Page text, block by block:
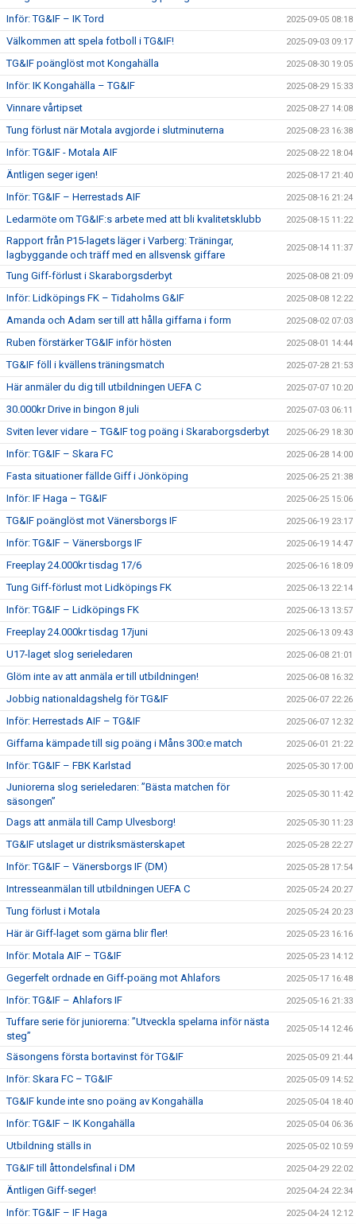
Inför: TG&IF – IK Tord 2025-09-05 08:18
Välkommen att spela fotboll i TG&IF! 2025-09-03 09:17
TG&IF poänglöst mot Kongahälla 2025-08-30 19:05
Inför: IK Kongahälla – TG&IF 2025-08-29 15:33
Vinnare vårtipset 2025-08-27 14:08
Tung förlust när Motala avgjorde i slutminuterna 2025-08-23 16:38
Inför: TG&IF - Motala AIF 2025-08-22 18:04
Äntligen seger igen! 2025-08-17 21:40
Inför: TG&IF – Herrestads AIF 2025-08-16 21:24
Ledarmöte om TG&IF:s arbete med att bli kvalitetsklubb 2025-08-15 11:22
Rapport från P15-lagets läger i Varberg: Träningar,
lagbyggande och träff med en allsvensk giffare
2025-08-14 11:37
Tung Giff-förlust i Skaraborgsderbyt 2025-08-08 21:09
Inför: Lidköpings FK – Tidaholms G&IF 2025-08-08 12:22
Amanda och Adam ser till att hålla giffarna i form 2025-08-02 07:03
Ruben förstärker TG&IF inför hösten 2025-08-01 14:44
TG&IF föll i kvällens träningsmatch 2025-07-28 21:53
Här anmäler du dig till utbildningen UEFA C 2025-07-07 10:20
30.000kr Drive in bingon 8 juli 2025-07-03 06:11
Sviten lever vidare – TG&IF tog poäng i Skaraborgsderbyt 2025-06-29 18:30
Inför: TG&IF – Skara FC 2025-06-28 14:00
Fasta situationer fällde Giff i Jönköping 2025-06-25 21:38
Inför: IF Haga – TG&IF 2025-06-25 15:06
TG&IF poänglöst mot Vänersborgs IF 2025-06-19 23:17
Inför: TG&IF – Vänersborgs IF 2025-06-19 14:47
Freeplay 24.000kr tisdag 17/6 2025-06-16 18:09
Tung Giff-förlust mot Lidköpings FK 2025-06-13 22:14
Inför: TG&IF – Lidköpings FK 2025-06-13 13:57
Freeplay 24.000kr tisdag 17juni 2025-06-13 09:43
U17-laget slog serieledaren 2025-06-08 21:01
Glöm inte av att anmäla er till utbildningen! 2025-06-08 16:32
Jobbig nationaldagshelg för TG&IF 2025-06-07 22:26
Inför: Herrestads AIF – TG&IF 2025-06-07 12:32
Giffarna kämpade till sig poäng i Måns 300:e match 2025-06-01 21:22
Inför: TG&IF – FBK Karlstad 2025-05-30 17:00
Juniorerna slog serieledaren: ”Bästa matchen för
säsongen”
2025-05-30 11:42
Dags att anmäla till Camp Ulvesborg! 2025-05-30 11:23
TG&IF utslaget ur distriksmästerskapet 2025-05-28 22:27
Inför: TG&IF – Vänersborgs IF (DM) 2025-05-28 17:54
Intresseanmälan till utbildningen UEFA C 2025-05-24 20:27
Tung förlust i Motala 2025-05-24 20:23
Här är Giff-laget som gärna blir fler! 2025-05-23 16:16
Inför: Motala AIF – TG&IF 2025-05-23 14:12
Gegerfelt ordnade en Giff-poäng mot Ahlafors 2025-05-17 16:48
Inför: TG&IF – Ahlafors IF 2025-05-16 21:33
Tuffare serie för juniorerna: ”Utveckla spelarna inför nästa
steg”
2025-05-14 12:46
Säsongens första bortavinst för TG&IF 2025-05-09 21:44
Inför: Skara FC – TG&IF 2025-05-09 14:52
TG&IF kunde inte sno poäng av Kongahälla 2025-05-04 18:40
Inför: TG&IF – IK Kongahälla 2025-05-04 06:36
Utbildning ställs in 2025-05-02 10:59
TG&IF till åttondelsfinal i DM 2025-04-29 22:02
Äntligen Giff-seger! 2025-04-24 22:34
Inför: TG&IF – IF Haga 2025-04-24 12:12